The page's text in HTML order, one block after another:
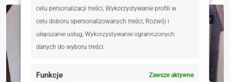
celu personalizacji treści, Wykorzystywanie profili w
celu doboru spersonalizowanych treści, Rozwój i
ulepszanie usług, Wykorzystywanie ograniczonych
danych do wyboru treści.
Funkcje Zawsze aktywne
NA WYNAJEM RYNEK WTÓRNY